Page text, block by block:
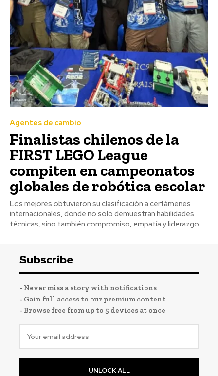
Agentes de cambio
Finalistas chilenos de la
FIRST LEGO League
compiten en campeonatos
globales de robótica escolar
Los mejores obtuvieron su clasificación a certámenes
internacionales, donde no solo demuestran habilidades
técnicas, sino también compromiso, empatía y liderazgo.
Subscribe
- Never miss a story with notifications
- Gain full access to our premium content
- Browse free from up to 5 devices at once
UNLOCK ALL